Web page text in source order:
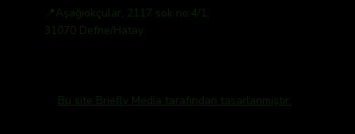
📍Aşağıokçular, 2117 sok no:4/1,
31070 Defne/Hatay
Bu site Briefly Media tarafından tasarlanmıştır.